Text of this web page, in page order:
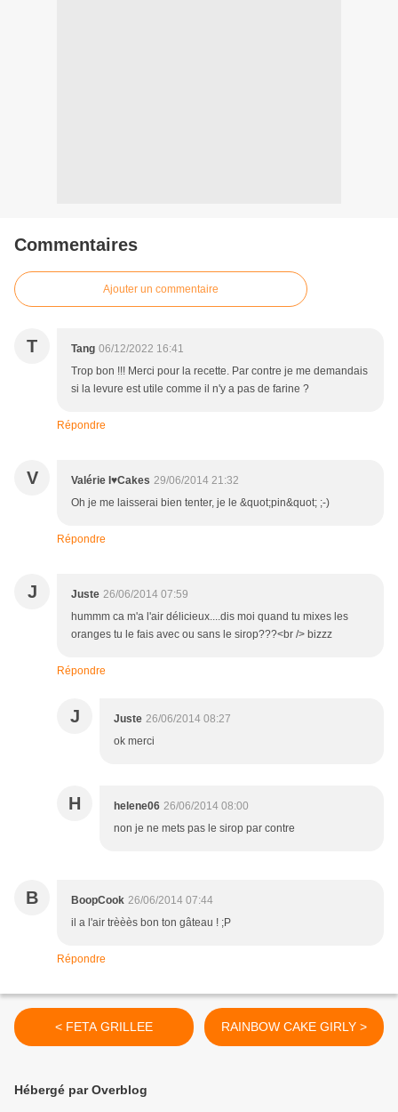
Commentaires
Ajouter un commentaire
T Tang 06/12/2022 16:41
Trop bon !!! Merci pour la recette. Par contre je me demandais
si la levure est utile comme il n'y a pas de farine ?
Répondre
V Valérie I♥Cakes 29/06/2014 21:32
Oh je me laisserai bien tenter, je le &quot;pin&quot; ;-)
Répondre
J Juste 26/06/2014 07:59
hummm ca m'a l'air délicieux....dis moi quand tu mixes les
oranges tu le fais avec ou sans le sirop???<br /> bizzz
Répondre
J Juste 26/06/2014 08:27
ok merci
H helene06 26/06/2014 08:00
non je ne mets pas le sirop par contre
B BoopCook 26/06/2014 07:44
il a l'air trèèès bon ton gâteau ! ;P
Répondre
< FETA GRILLEE RAINBOW CAKE GIRLY >
Hébergé par Overblog